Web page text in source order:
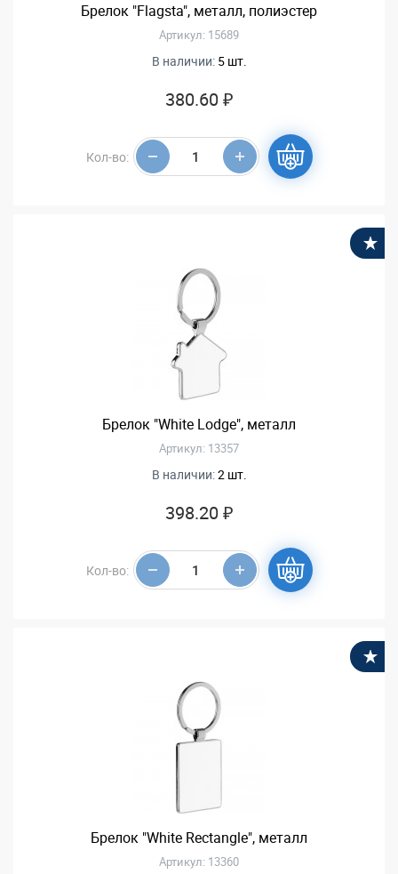
Брелок "Flagsta", металл, полиэстер
Артикул: 15689
В наличии: 5 шт.
380.60 ₽
Кол-во:
Брелок "White Lodge", металл
Артикул: 13357
В наличии:2 шт.
398.20 ₽
Кол-во:
Брелок "White Rectangle", металл
Артикул: 13360